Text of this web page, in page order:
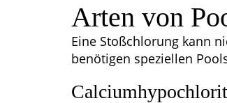
Arten von
Eine Stoßchlorung kann
benötigen speziellen
Calciumhypochlorit